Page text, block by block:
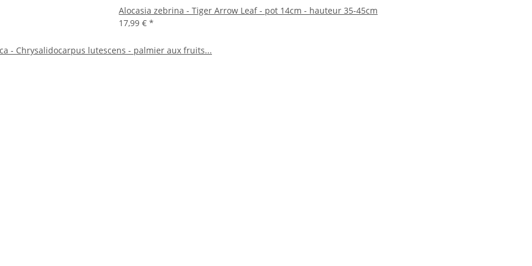
Alocasia zebrina - Tiger Arrow Leaf - pot 14cm - hauteur 35-45cm
17,99 € *